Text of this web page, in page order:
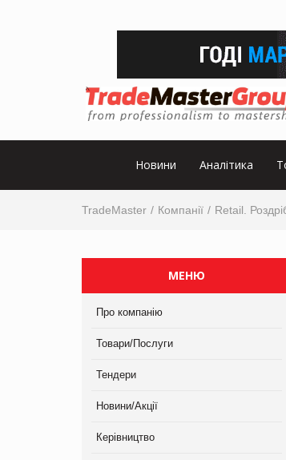
Новини Аналітика
TradeMaster Компанії Retail.
МЕНЮ
Про компанію
Товари/Послуги
Тендери
Новини/Акції
Керівництво